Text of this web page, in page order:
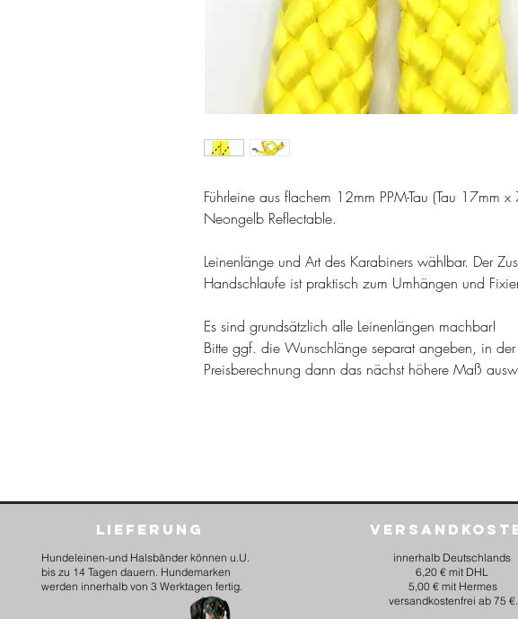
Führleine aus flachem 12mm PPM-Tau (Tau 17mm x
Neongelb Reflectable.
Leinenlänge und Art des Karabiners wählbar. Der
Handschlaufe ist praktisch zum Umhängen und
Es sind grundsätzlich alle Leinenlängen machbar!
Bitte ggf. die Wunschlänge separat angeben, in
Preisberechnung dann das nächst höhere Maß
Lieferung
Hundeleinen-und Halsbänder können u.U.
bis zu 14 Tagen dauern. Hundemarken
werden innerhalb von 3 Werktagen fertig.
innerhalb Deutschlands
6,20 € mit DHL
5,00 € mit Hermes
versandkostenfrei ab 75 €.